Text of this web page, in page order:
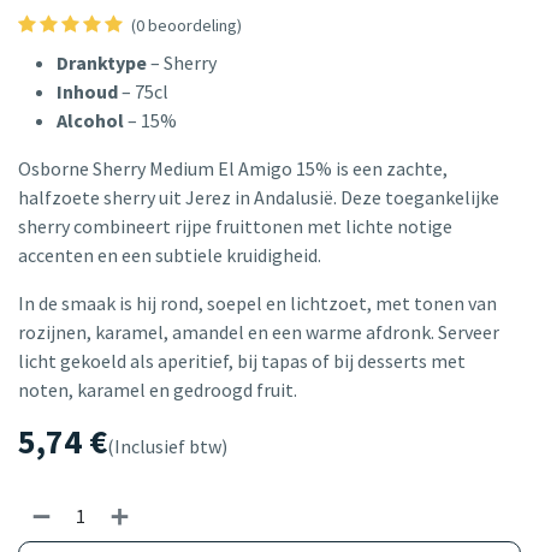
(0 beoordeling)
Dranktype– Sherry
Inhoud– 75cl
Alcohol– 15%
Osborne Sherry Medium El Amigo 15% is een zachte,
halfzoete sherry uit Jerez in Andalusië. Deze toegankelijke
sherry combineert rijpe fruittonen met lichte notige
accenten en een subtiele kruidigheid.
In de smaak is hij rond, soepel en lichtzoet, met tonen van
rozijnen, karamel, amandel en een warme afdronk. Serveer
licht gekoeld als aperitief, bij tapas of bij desserts met
noten, karamel en gedroogd fruit.
5,74€(Inclusief btw)